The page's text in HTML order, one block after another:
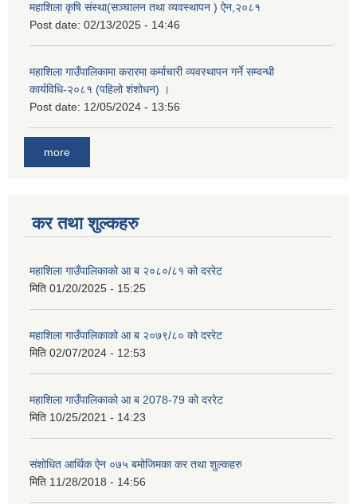
महाशिला कृषि संस्था(सञ्चालन तथा व्यवस्थापन ) ऐन,२०८१
Post date: 02/13/2025 - 14:46
महाशिला गाउँपालिकामा करारमा कर्माचारी व्यवस्थापन गर्ने सम्वन्धी
कार्यविधि-२०८१ (पहिलो शंशोधन) ।
Post date: 12/05/2024 - 13:56
more
कर तथा शुल्कहरु
महाशिला गाउँपालिकाको आ ब २०८०/८१ को दररेट
मिति 01/20/2025 - 15:25
महाशिला गाउँपालिकाको आ ब २०७९/८० को दररेट
मिति 02/07/2024 - 12:53
महाशिला गाउँपालिकाको आ ब 2078-79 को दररेट
मिति 10/25/2021 - 14:23
संशोधित आर्थिक ऐन ०७५ बमोजिमका कर तथा शुल्कहरु
मिति 11/28/2018 - 14:56